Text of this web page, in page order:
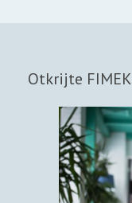
Otkrijte FIMEK